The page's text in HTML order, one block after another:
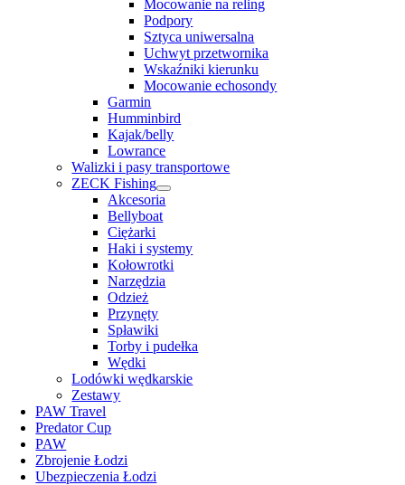
Mocowanie na reling
Podpory
Sztyca uniwersalna
Uchwyt przetwornika
Wskaźniki kierunku
Mocowanie echosondy
Garmin
Humminbird
Kajak/belly
Lowrance
Walizki i pasy transportowe
ZECK Fishing
Akcesoria
Bellyboat
Ciężarki
Haki i systemy
Kołowrotki
Narzędzia
Odzież
Przynęty
Spławiki
Torby i pudełka
Wędki
Lodówki wędkarskie
Zestawy
PAW Travel
Predator Cup
PAW
Zbrojenie Łodzi
Ubezpieczenia Łodzi